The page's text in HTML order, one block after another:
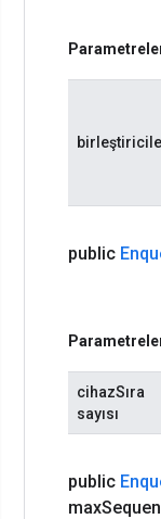
public
cihazSıra
sayısı
public
max